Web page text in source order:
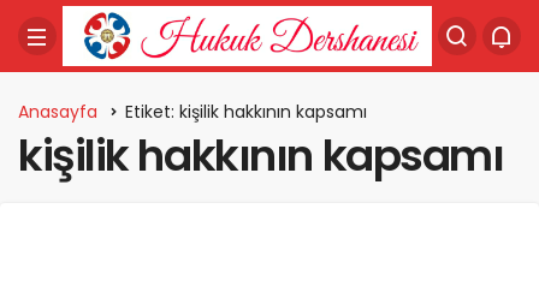
Anasayfa Etiket: kişilik hakkının kapsamı
kişilik hakkının kapsamı